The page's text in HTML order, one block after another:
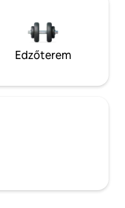
Edzőterem